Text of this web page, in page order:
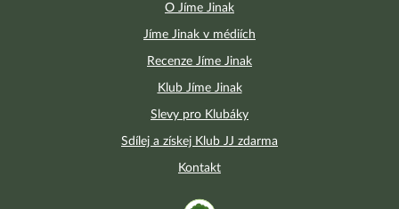
O Jíme Jinak
Jíme Jinak v médiích
Recenze Jíme Jinak
Klub Jíme Jinak
Slevy pro Klubáky
Sdílej a získej Klub JJ zdarma
Kontakt